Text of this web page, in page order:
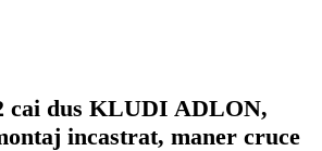
cai dus KLUDI ADLON,
incastrat, maner cruce